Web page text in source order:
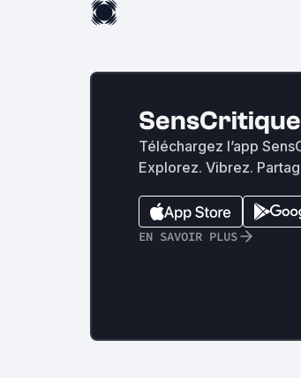
Téléchargez l’app
Explorez. Vibrez.
EN SAVOIR PLUS